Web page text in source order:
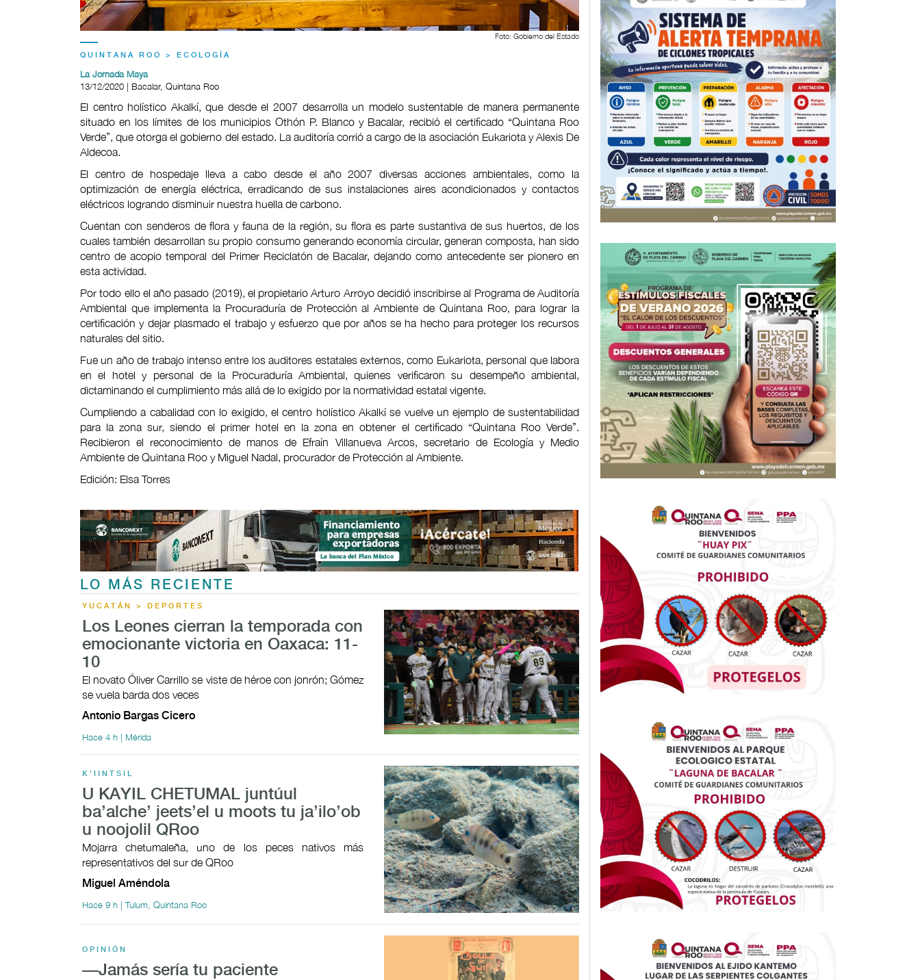
Foto: Gobierno del Estado
QUINTANA ROO > ECOLOGÍA
La Jornada Maya
13/12/2020 | Bacalar, Quintana Roo
El centro holístico Akalkí, que desde el 2007 desarrolla un modelo sustentable de manera permanente
situado en los límites de los municipios Othón P. Blanco y Bacalar, recibió el certificado “Quintana Roo
Verde”, que otorga el gobierno del estado. La auditoría corrió a cargo de la asociación Eukariota y Alexis De
Aldecoa.
El centro de hospedaje lleva a cabo desde el año 2007 diversas acciones ambientales, como la
optimización de energía eléctrica, erradicando de sus instalaciones aires acondicionados y contactos
eléctricos logrando disminuir nuestra huella de carbono.
Cuentan con senderos de flora y fauna de la región, su flora es parte sustantiva de sus huertos, de los
cuales también desarrollan su propio consumo generando economía circular, generan composta, han sido
centro de acopio temporal del Primer Reciclatón de Bacalar, dejando como antecedente ser pionero en
esta actividad.
Por todo ello el año pasado (2019), el propietario Arturo Arroyo decidió inscribirse al Programa de Auditoría
Ambiental que implementa la Procuraduría de Protección al Ambiente de Quintana Roo, para lograr la
certificación y dejar plasmado el trabajo y esfuerzo que por años se ha hecho para proteger los recursos
naturales del sitio.
Fue un año de trabajo intenso entre los auditores estatales externos, como Eukariota, personal que labora
en el hotel y personal de la Procuraduría Ambiental, quienes verificaron su desempeño ambiental,
dictaminando el cumplimiento más allá de lo exigido por la normatividad estatal vigente.
Cumpliendo a cabalidad con lo exigido, el centro holístico Akalkí se vuelve un ejemplo de sustentabilidad
para la zona sur, siendo el primer hotel en la zona en obtener el certificado “Quintana Roo Verde”.
Recibieron el reconocimiento de manos de Efraín Villanueva Arcos, secretario de Ecología y Medio
Ambiente de Quintana Roo y Miguel Nadal, procurador de Protección al Ambiente.
Edición: Elsa Torres
LO MÁS RECIENTE
YUCATÁN > DEPORTES
Los Leones cierran la temporada con
emocionante victoria en Oaxaca: 11-
10
El novato Óliver Carrillo se viste de héroe con jonrón; Gómez
se vuela barda dos veces
Antonio Bargas Cicero
Hace 4 h | Mérida
K'IINTSIL
U KAYIL CHETUMAL juntúul
ba’alche’ jeets’el u moots tu ja’ilo’ob
u noojolil QRoo
Mojarra chetumaleña, uno de los peces nativos más
representativos del sur de QRoo
Miguel Améndola
Hace 9 h | Tulum, Quintana Roo
OPINIÓN
—Jamás sería tu paciente